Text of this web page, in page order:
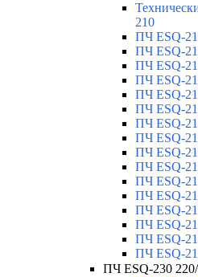
210
ПЧ ESQ-
ПЧ ESQ-
ПЧ ESQ-
ПЧ ESQ-
ПЧ ESQ-
ПЧ ESQ-
ПЧ ESQ-
ПЧ ESQ-
ПЧ ESQ-
ПЧ ESQ-
ПЧ ESQ-
ПЧ ESQ-
ПЧ ESQ-
ПЧ ESQ-
ПЧ ESQ-
ПЧ ESQ-
ПЧ ESQ-230